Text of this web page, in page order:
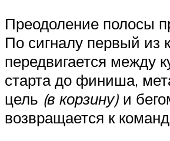
Преодоление полосы
По сигналу первый из
передвигается между
старта до финиша,
цель (в корзину) и
возвращается к